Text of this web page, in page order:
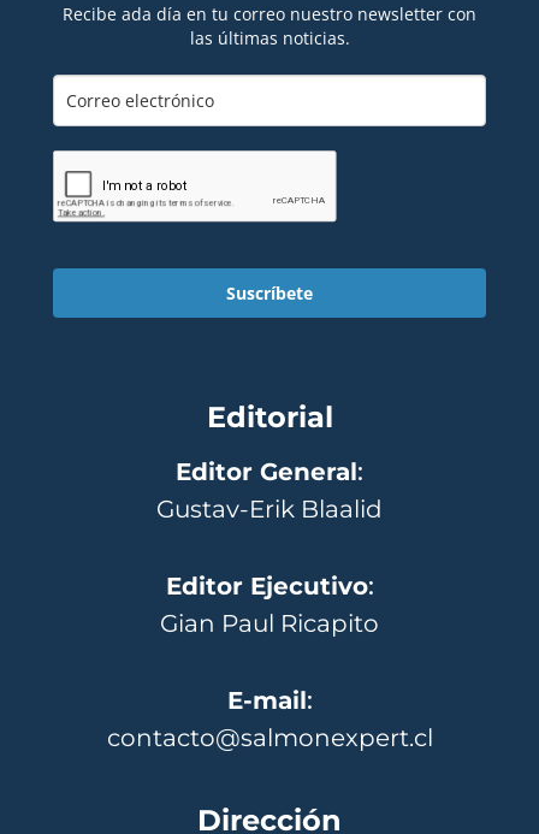
Recibe ada día en tu correo nuestro newsletter con
las últimas noticias.
Suscríbete
Editorial
Editor General:
Gustav-Erik Blaalid
Editor Ejecutivo:
Gian Paul Ricapito
E-mail:
contacto@salmonexpert.cl
Dirección